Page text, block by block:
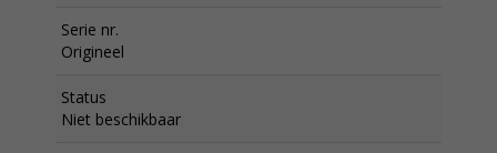
Serie nr.
Origineel
Status
Niet beschikbaar